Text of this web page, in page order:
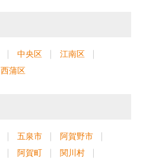
中央区
江南区
西蒲区
五泉市
阿賀野市
阿賀町
関川村